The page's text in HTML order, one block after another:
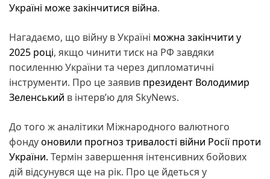
Україні може закінчитися війна.
Нагадаємо, що війну в Україні можна закінчити у
2025 році, якщо чинити тиск на РФ завдяки
посиленню України та через дипломатичні
інструменти. Про це заявив президент Володимир
Зеленський в інтерв’ю для SkyNews.
До того ж аналітики Міжнародного валютного
фондуоновили прогноз тривалості війни Росії проти
України. Термін завершення інтенсивних бойових
дій відсунувся ще на рік. Про це йдеться у